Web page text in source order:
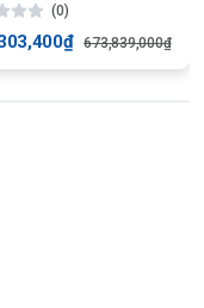
(0)
673,839,000₫